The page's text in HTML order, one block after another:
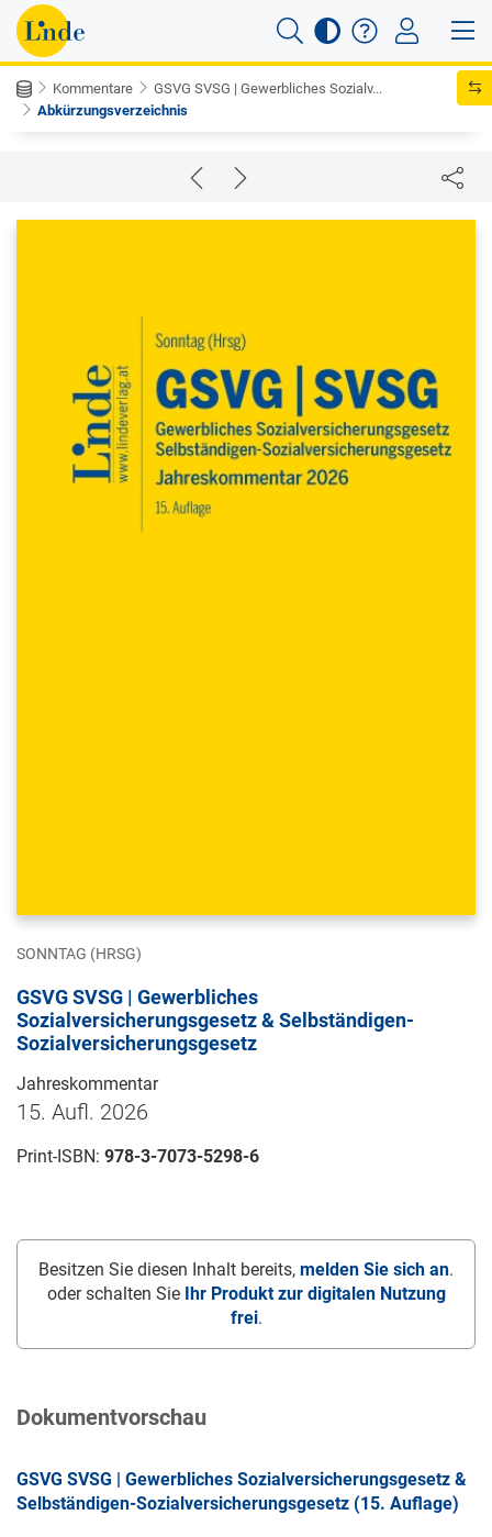
Kommentare
GSVG SVSG | Gewerbliches Sozialv...
Abkürzungsverzeichnis
SONNTAG (HRSG)
GSVG SVSG | Gewerbliches
Sozialversicherungsgesetz & Selbständigen-
Sozialversicherungsgesetz
Jahreskommentar
15. Aufl. 2026
Print-ISBN: 978-3-7073-5298-6
Besitzen Sie diesen Inhalt bereits, melden Sie sich an.
oder schalten Sie
Ihr Produkt zur digitalen Nutzung
frei.
Dokumentvorschau
GSVG SVSG | Gewerbliches Sozialversicherungsgesetz &
Selbständigen-Sozialversicherungsgesetz (15. Auflage)